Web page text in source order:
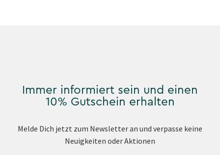
Immer informiert sein und einen
10% Gutschein erhalten
Melde Dich jetzt zum Newsletter an und verpasse keine
Neuigkeiten oder Aktionen